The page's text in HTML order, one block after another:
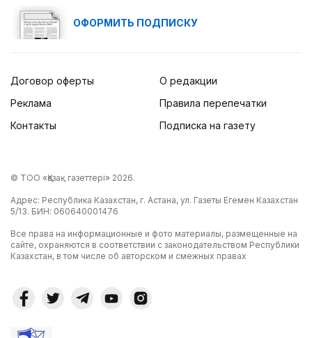
ОФОРМИТЬ ПОДПИСКУ
Договор оферты
Реклама
Контакты
О редакции
Правила перепечатки
Подписка на газету
© ТОО «Қазақ газеттері» 2026.
Адрес: Республика Казахстан, г. Астана, ул. Газеты Егемен Казахстан
5/13. БИН: 060640001476
Все права на информационные и фото материалы, размещенные на
сайте, охраняются в соответствии с законодательством Республики
Казахстан, в том числе об авторском и смежных правах